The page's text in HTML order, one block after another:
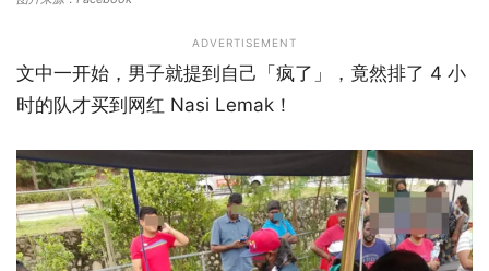
ADVERTISEMENT
文中一开始，男子就提到自己「疯了」，竟然排了 4 小
时的队才买到网红 Nasi Lemak！